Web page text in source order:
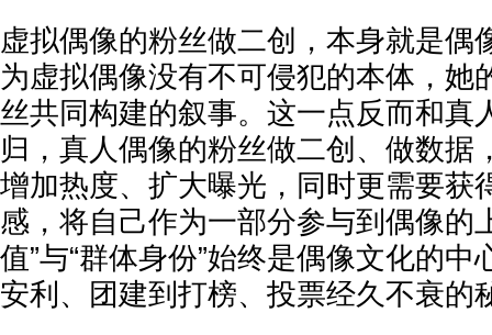
虚拟偶像的粉丝做二创，本身就是偶
为虚拟偶像没有不可侵犯的本体，她
丝共同构建的叙事。这一点反而和真
归，真人偶像的粉丝做二创、做数据
增加热度、扩大曝光，同时更需要获
感，将自己作为一部分参与到偶像的
值”与“群体身份”始终是偶像文化的
安利、团建到打榜、投票经久不衰的